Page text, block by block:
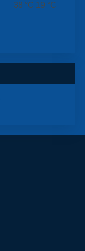
38 °C 19 °C